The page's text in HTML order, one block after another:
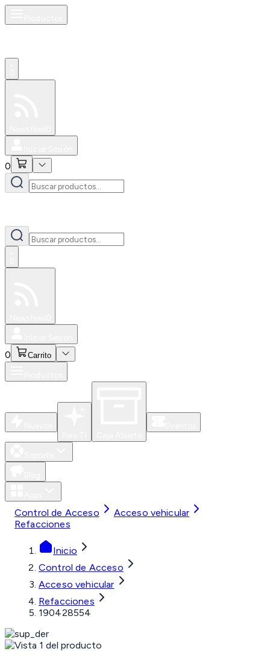
0
0 Carrito
Control de Acceso
Acceso vehicular
Refacciones
Inicio
Control de Acceso
Acceso vehicular
Refacciones
190428554